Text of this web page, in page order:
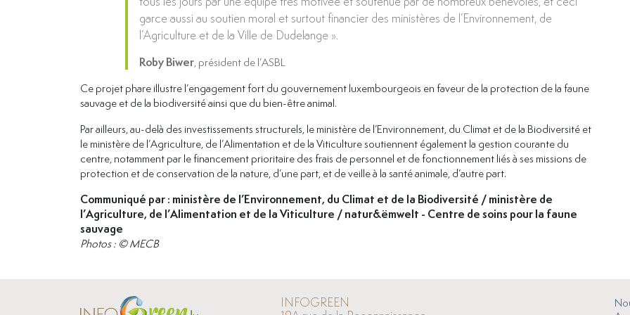
garce aussi au soutien moral et surtout financier des ministères de l’Environnement, de
l’Agriculture et de la Ville de Dudelange ».
Roby Biwer, président de l’ASBL
Ce projet phare illustre l’engagement fort du gouvernement luxembourgeois en faveur de la protection de la faune
sauvage et de la biodiversité ainsi que du bien-être animal.
Par ailleurs, au-delà des investissements structurels, le ministère de l’Environnement, du Climat et de la Biodiversité et
le ministère de l’Agriculture, de l’Alimentation et de la Viticulture soutiennent également la gestion courante du
centre, notamment par le financement prioritaire des frais de personnel et de fonctionnement liés à ses missions de
protection et de conservation de la nature, d’une part, et de veille à la santé animale, d’autre part.
Communiqué par : ministère de l’Environnement, du Climat et de la Biodiversité / ministère de
l’Agriculture, de l’Alimentation et de la Viticulture / natur&ëmwelt - Centre de soins pour la faune
sauvage
Photos : © MECB
INFOGREEN